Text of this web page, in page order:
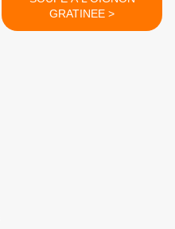
GRATINEE >